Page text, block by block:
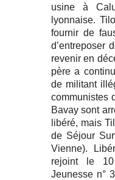
usine à
lyonnaise.
fournir de
d’entreposer
revenir en
père a
de militant
communistes
Bavay sont
libéré, mais
de Séjour
Vienne).
rejoint le
Jeunesse n°